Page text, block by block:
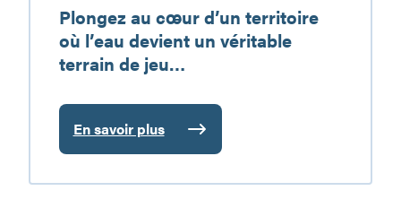
Plongez au cœur d’un territoire
où l’eau devient un véritable
terrain de jeu…
En savoir plus
:
Plongez
au